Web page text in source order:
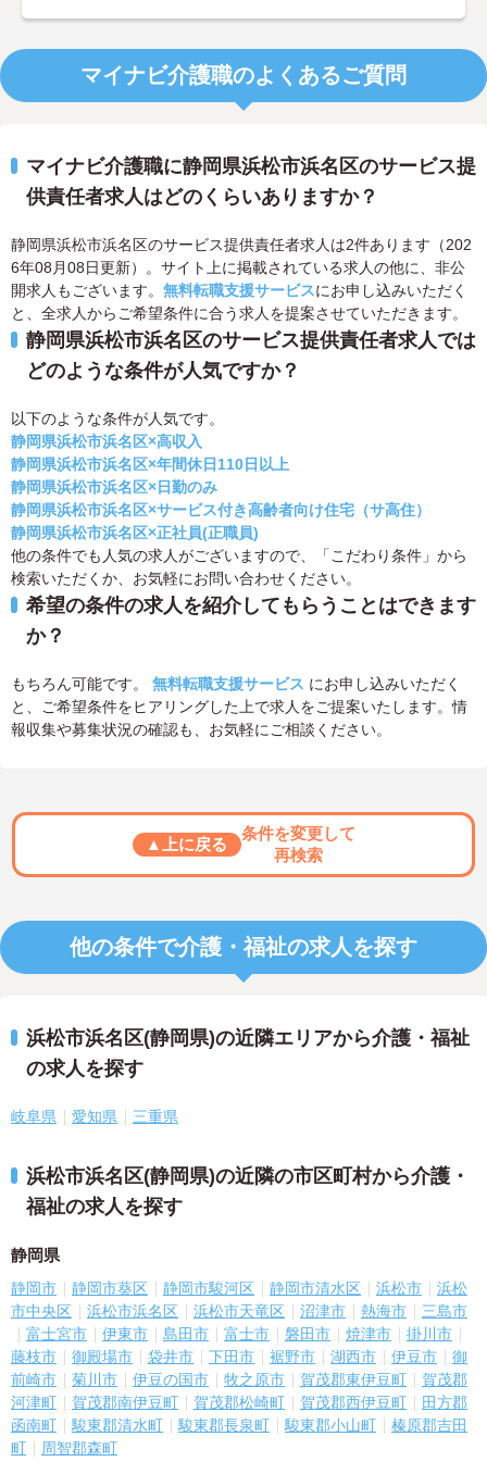
マイナビ介護職のよくあるご質問
マイナビ介護職に静岡県浜松市浜名区のサービス提
供責任者求人はどのくらいありますか？
静岡県浜松市浜名区のサービス提供責任者求人は2件あります（202
6年08月08日更新）。サイト上に掲載されている求人の他に、非公
開求人もございます。 無料転職支援サービスにお申し込みいただく
と、全求人からご希望条件に合う求人を提案させていただきます。
静岡県浜松市浜名区のサービス提供責任者求人では
どのような条件が人気ですか？
以下のような条件が人気です。
静岡県浜松市浜名区×高収入
静岡県浜松市浜名区×年間休日110日以上
静岡県浜松市浜名区×日勤のみ
静岡県浜松市浜名区×サービス付き高齢者向け住宅（サ高住）
静岡県浜松市浜名区×正社員(正職員)
他の条件でも人気の求人がございますので、「こだわり条件」から
検索いただくか、お気軽にお問い合わせください。
希望の条件の求人を紹介してもらうことはできます
か？
もちろん可能です。 無料転職支援サービス にお申し込みいただく
と、ご希望条件をヒアリングした上で求人をご提案いたします。情
報収集や募集状況の確認も、お気軽にご相談ください。
▲上に戻る
条件を変更して
再検索
他の条件で介護・福祉の求人を探す
浜松市浜名区(静岡県)の近隣エリアから介護・福祉
の求人を探す
岐阜県 愛知県 三重県
浜松市浜名区(静岡県)の近隣の市区町村から介護・
福祉の求人を探す
静岡県
静岡市 静岡市葵区 静岡市駿河区 静岡市清水区 浜松市
浜松
市中央区
浜松市浜名区 浜松市天竜区 沼津市 熱海市
三島市
富士宮市
伊東市 島田市 富士市 磐田市 焼津市
掛川市
藤枝市
御殿場市 袋井市 下田市 裾野市 湖西市 伊豆市
御
前崎市
菊川市 伊豆の国市 牧之原市 賀茂郡東伊豆町
賀茂郡
河津町
賀茂郡南伊豆町 賀茂郡松崎町 賀茂郡西伊豆町
田方郡
函南町
駿東郡清水町 駿東郡長泉町 駿東郡小山町
榛原郡吉田
町
周智郡森町